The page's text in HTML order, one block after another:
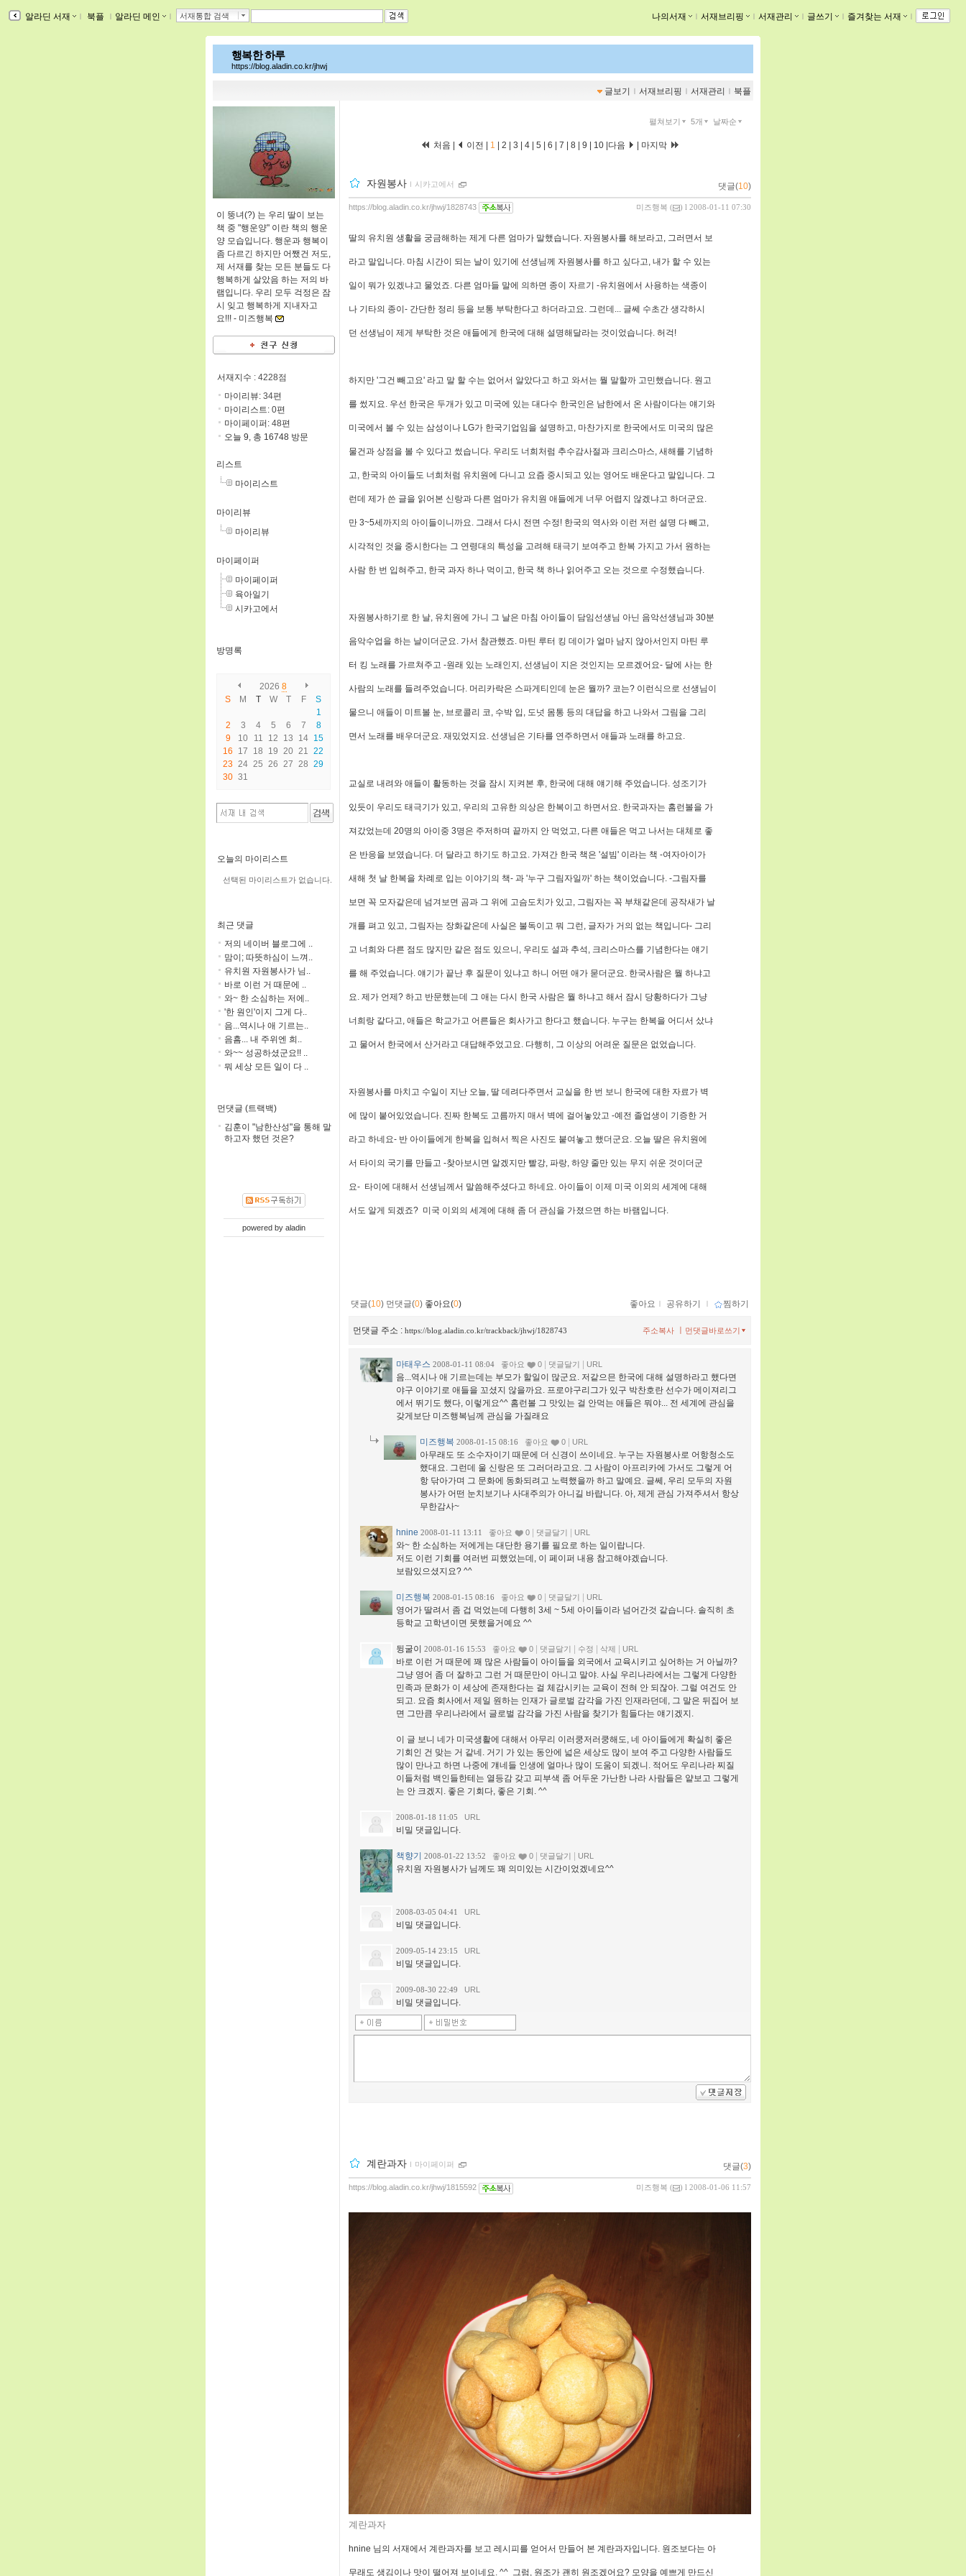
알라딘 서재 ｌ 북플 ｌ 알라딘 메인 ｌ 서재통합 검색 나의서재 ｌ 서재브리핑 ｌ 서재관리 ｌ 글쓰기 ｌ 즐겨찾는 서재 ｌ
행복한 하루
https://blog.aladin.co.kr/jhwj
글보기 ｌ 서재브리핑 ｌ 서재관리 ｌ 북플
이 뚱녀(?) 는 우리 딸이 보는
책 중 "행운양" 이란 책의 행운
양 모습입니다. 행운과 행복이
좀 다르긴 하지만 어쨌건 저도,
제 서재를 찾는 모든 분들도 다
행복하게 살았음 하는 저의 바
램입니다. 우리 모두 걱정은 잠
시 잊고 행복하게 지내자고
요!!! - 미즈행복
서재지수 : 4228점
마이리뷰: 34편
마이리스트: 0편
마이페이퍼: 48편
오늘 9, 총 16748 방문
리스트
마이리스트
마이리뷰
마이리뷰
마이페이퍼
마이페이퍼
육아일기
시카고에서
방명록
2026 8
S
M T W T F
S
1
2
3 4 5 6 7
8
9
10 11 12 13 14 15
16
17 18 19 20 21
22
23 24 25 26 27 28 29
30 31
오늘의 마이리스트
선택된 마이리스트가 없습니다.
최근 댓글
저의 네이버 블로그에 ..
맘이; 따뜻하심이 느껴..
유치원 자원봉사가 님..
바로 이런 거 때문에 ..
와~ 한 소심하는 저에..
'한 원인'이지 그게 다..
음...역시나 애 기르는..
음흠... 내 주위엔 희..
와~~ 성공하셨군요!! ..
뭐 세상 모든 일이 다 ..
먼댓글 (트랙백)
김훈이 "남한산성"을 통해 말
하고자 했던 것은?
powered by aladin
펼쳐보기 5개 날짜순
처음 | 이전 | 1 2 3 4 5 6 7 8 9 10 다음 마지막
자원봉사 ｌ 시카고에서 댓글(10)
미즈행복 ( ) l 2008-01-11 07:30
https://blog.aladin.co.kr/jhwj/1828743
딸의 유치원 생활을 궁금해하는 제게 다른 엄마가 말했습니다. 자원봉사를 해보라고, 그러면서 보
라고 말입니다. 마침 시간이 되는 날이 있기에 선생님께 자원봉사를 하고 싶다고, 내가 할 수 있는
일이 뭐가 있겠냐고 물었죠. 다른 엄마들 말에 의하면 종이 자르기 -유치원에서 사용하는 색종이
나 기타의 종이- 간단한 정리 등을 보통 부탁한다고 하더라고요. 그런데... 글쎄 수초간 생각하시
던 선생님이 제게 부탁한 것은 애들에게 한국에 대해 설명해달라는 것이었습니다. 허걱!
하지만 '그건 빼고요' 라고 말 할 수는 없어서 알았다고 하고 와서는 뭘 말할까 고민했습니다. 원고
를 썼지요. 우선 한국은 두개가 있고 미국에 있는 대다수 한국인은 남한에서 온 사람이다는 얘기와
미국에서 볼 수 있는 삼성이나 LG가 한국기업임을 설명하고, 마찬가지로 한국에서도 미국의 많은
물건과 상점을 볼 수 있다고 썼습니다. 우리도 너희처럼 추수감사절과 크리스마스, 새해를 기념하
고, 한국의 아이들도 너희처럼 유치원에 다니고 요즘 중시되고 있는 영어도 배운다고 말입니다. 그
런데 제가 쓴 글을 읽어본 신랑과 다른 엄마가 유치원 애들에게 너무 어렵지 않겠냐고 하더군요.
만 3~5세까지의 아이들이니까요. 그래서 다시 전면 수정! 한국의 역사와 이런 저런 설명 다 빼고,
시각적인 것을 중시한다는 그 연령대의 특성을 고려해 태극기 보여주고 한복 가지고 가서 원하는
사람 한 번 입혀주고, 한국 과자 하나 먹이고, 한국 책 하나 읽어주고 오는 것으로 수정했습니다.
자원봉사하기로 한 날, 유치원에 가니 그 날은 마침 아이들이 담임선생님 아닌 음악선생님과 30분
음악수업을 하는 날이더군요. 가서 참관했죠. 마틴 루터 킹 데이가 얼마 남지 않아서인지 마틴 루
터 킹 노래를 가르쳐주고 -원래 있는 노래인지, 선생님이 지은 것인지는 모르겠어요- 달에 사는 한
사람의 노래를 들려주었습니다. 머리카락은 스파게티인데 눈은 뭘까? 코는? 이런식으로 선생님이
물으니 애들이 미트볼 눈, 브로콜리 코, 수박 입, 도넛 몸통 등의 대답을 하고 나와서 그림을 그리
면서 노래를 배우더군요. 재밌었지요. 선생님은 기타를 연주하면서 애들과 노래를 하고요.
교실로 내려와 애들이 활동하는 것을 잠시 지켜본 후, 한국에 대해 얘기해 주었습니다. 성조기가
있듯이 우리도 태극기가 있고, 우리의 고유한 의상은 한복이고 하면서요. 한국과자는 홈런볼을 가
져갔었는데 20명의 아이중 3명은 주저하며 끝까지 안 먹었고, 다른 애들은 먹고 나서는 대체로 좋
은 반응을 보였습니다. 더 달라고 하기도 하고요. 가져간 한국 책은 '설빔' 이라는 책 -여자아이가
새해 첫 날 한복을 차례로 입는 이야기의 책- 과 '누구 그림자일까' 하는 책이었습니다. -그림자를
보면 꼭 모자같은데 넘겨보면 곰과 그 위에 고슴도치가 있고, 그림자는 꼭 부채같은데 공작새가 날
개를 펴고 있고, 그림자는 장화같은데 사실은 불독이고 뭐 그런, 글자가 거의 없는 책입니다- 그리
고 너희와 다른 점도 많지만 같은 점도 있으니, 우리도 설과 추석, 크리스마스를 기념한다는 얘기
를 해 주었습니다. 얘기가 끝난 후 질문이 있냐고 하니 어떤 애가 묻더군요. 한국사람은 뭘 하냐고
요. 제가 언제? 하고 반문했는데 그 애는 다시 한국 사람은 뭘 하냐고 해서 잠시 당황하다가 그냥
너희랑 같다고, 애들은 학교가고 어른들은 회사가고 한다고 했습니다. 누구는 한복을 어디서 샀냐
고 물어서 한국에서 산거라고 대답해주었고요. 다행히, 그 이상의 어려운 질문은 없었습니다.
자원봉사를 마치고 수일이 지난 오늘, 딸 데려다주면서 교실을 한 번 보니 한국에 대한 자료가 벽
에 많이 붙어있었습니다. 진짜 한복도 고름까지 매서 벽에 걸어놓았고 -예전 졸업생이 기증한 거
라고 하네요- 반 아이들에게 한복을 입혀서 찍은 사진도 붙여놓고 했더군요. 오늘 딸은 유치원에
서 타이의 국기를 만들고 -찾아보시면 알겠지만 빨강, 파랑, 하양 줄만 있는 무지 쉬운 것이더군
요- 타이에 대해서 선생님께서 말씀해주셨다고 하네요. 아이들이 이제 미국 이외의 세계에 대해
서도 알게 되겠죠? 미국 이외의 세계에 대해 좀 더 관심을 가졌으면 하는 바램입니다.
댓글(10) 먼댓글(0) 좋아요(0) 좋아요 ｌ 공유하기 ｌ 찜하기
먼댓글 주소 : https://blog.aladin.co.kr/trackback/jhwj/1828743 먼댓글바로쓰기
주소복사
마태우스 2008-01-11 08:04 좋아요 0 댓글달기 URL
음...역시나 애 기르는데는 부모가 할일이 많군요. 저같으믄 한국에 대해 설명하라고 했다면
야구 이야기로 애들을 꼬셨지 않을까요. 프로야구리그가 있구 박찬호란 선수가 메이져리그
에서 뛰기도 했다, 이렇게요^^ 홈런볼 그 맛있는 걸 안먹는 애들은 뭐야... 전 세계에 관심을
갖게보단 미즈행복님께 관심을 가질래요
미즈행복 2008-01-15 08:16 좋아요 0 URL
아무래도 또 소수자이기 때문에 더 신경이 쓰이네요. 누구는 자원봉사로 어항청소도
했대요. 그런데 울 신랑은 또 그러더라고요. 그 사람이 아프리카에 가서도 그렇게 어
항 닦아가며 그 문화에 동화되려고 노력했을까 하고 말예요. 글쎄, 우리 모두의 자원
봉사가 어떤 눈치보기나 사대주의가 아니길 바랍니다. 아, 제게 관심 가져주셔서 항상
무한감사~
hnine 2008-01-11 13:11 좋아요 0 댓글달기 URL
와~ 한 소심하는 저에게는 대단한 용기를 필요로 하는 일이랍니다.
저도 이런 기회를 여러번 피했었는데, 이 페이퍼 내용 참고해야겠습니다.
보람있으셨지요? ^^
미즈행복 2008-01-15 08:16 좋아요 0 댓글달기 URL
영어가 딸려서 좀 겁 먹었는데 다행히 3세 ~ 5세 아이들이라 넘어간것 같습니다. 솔직히 초
등학교 고학년이면 못했을거예요 ^^
뒹굴이 2008-01-16 15:53 좋아요 0 댓글달기 수정 삭제 URL
바로 이런 거 때문에 꽤 많은 사람들이 아이들을 외국에서 교육시키고 싶어하는 거 아닐까?
그냥 영어 좀 더 잘하고 그런 거 때문만이 아니고 말야. 사실 우리나라에서는 그렇게 다양한
민족과 문화가 이 세상에 존재한다는 걸 체감시키는 교육이 전혀 안 되잖아. 그럴 여건도 안
되고. 요즘 회사에서 제일 원하는 인재가 글로벌 감각을 가진 인재라던데, 그 말은 뒤집어 보
면 그만큼 우리나라에서 글로벌 감각을 가진 사람을 찾기가 힘들다는 얘기겠지.
이 글 보니 네가 미국생활에 대해서 아무리 이러쿵저러쿵해도, 네 아이들에게 확실히 좋은
기회인 건 맞는 거 같네. 거기 가 있는 동안에 넓은 세상도 많이 보여 주고 다양한 사람들도
많이 만나고 하면 나중에 걔네들 인생에 얼마나 많이 도움이 되겠니. 적어도 우리나라 찌질
이들처럼 백인들한테는 열등감 갖고 피부색 좀 어두운 가난한 나라 사람들은 얕보고 그렇게
는 안 크겠지. 좋은 기회다, 좋은 기회. ^^
2008-01-18 11:05 URL
비밀 댓글입니다.
책향기 2008-01-22 13:52 좋아요 0 댓글달기 URL
유치원 자원봉사가 님께도 꽤 의미있는 시간이었겠네요^^
2008-03-05 04:41 URL
비밀 댓글입니다.
2009-05-14 23:15 URL
비밀 댓글입니다.
2009-08-30 22:49 URL
비밀 댓글입니다.
계란과자 ｌ 마이페이퍼 댓글(3)
미즈행복 ( ) l 2008-01-06 11:57
https://blog.aladin.co.kr/jhwj/1815592
계란과자
hnine 님의 서재에서 계란과자를 보고 레시피를 얻어서 만들어 본 계란과자입니다. 원조보다는 아
무래도 생김이나 맛이 떨어져 보이네요. ^^ 그럼, 원조가 괜히 원조겠어요? 모양을 예쁘게 만드신